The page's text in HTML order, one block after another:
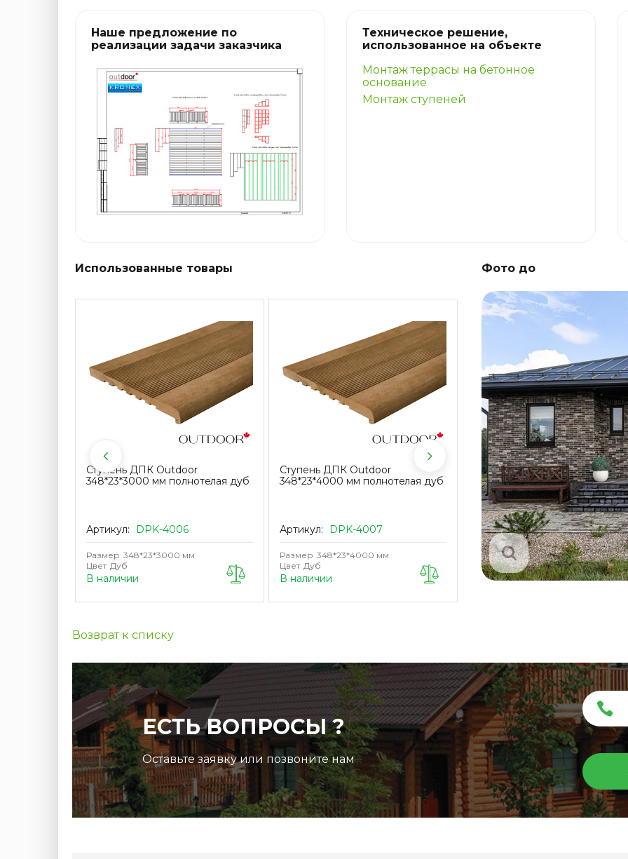
Наше предложение по
реализации задачи заказчика
Техническое решение,
использованное на объекте
Монтаж террасы на бетонное
основание
Монтаж ступеней
Фото до
Использованные товары
Ступень ДПК Outdoor
348*23*3000 мм полнотелая дуб
Артикул: DPK-4006
Размер 348*23*3000 мм
Цвет Дуб
В наличии
Ступень ДПК Outdoor
348*23*4000 мм полнотелая дуб
Артикул: DPK-4007
Размер 348*23*4000 мм
Цвет Дуб
В наличии
Лага алюминиевая KRONEX
80*40*3000 мм
Артикул: ALM-0014
Размер 80*40*3000 мм
Материал Алюминий
В наличии
Возврат к списку
ЕСТЬ ВОПРОСЫ ?
Оставьте заявку или позвоните нам